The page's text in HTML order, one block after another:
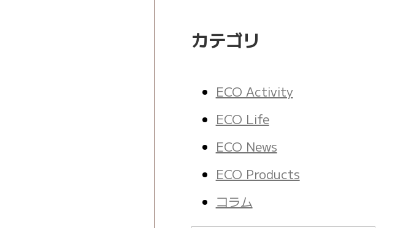
カテゴリ
ECO Activity
ECO Life
ECO News
ECO Products
コラム